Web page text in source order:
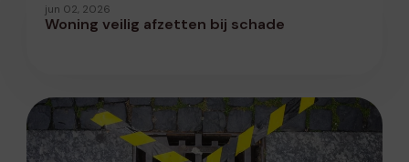
jun 02, 2026
Woning veilig afzetten bij schade